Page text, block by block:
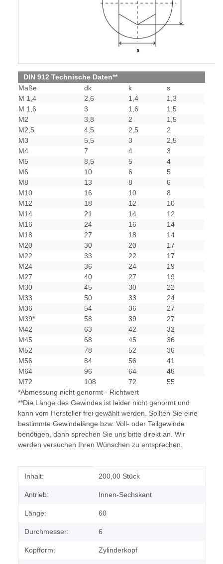
DIN 912 Technische Daten**
Maße
dk k
s
M 1,4
2,6 1,4
1,3
M 1,6
3 1,6
1,5
M2
3,8 2
1,5
M2,5
4,5 2,5
2
M3
5,5 3
2,5
M4
7 4
3
M5
8,5 5
4
M6
10 6
5
M8
13 8
6
M10
16 10
8
M12
18 12
10
M14
21 14
12
M16
24 16
14
M18
27 18
14
M20
30 20
17
M22
33 22
17
M24
36 24
19
M27
40 27
19
M30
45 30
22
M33
50 33
24
M36
54 36
27
M39*
58 39
27
M42
63 42
32
M45
68 45
36
M52
78 52
36
M56
84 56
41
M64
96 64
46
M72
108 72
55
*Abmessung nicht genormt - Richtwert
**Die Länge des Gewindes ist leider nicht genormt und
kann vom Hersteller frei gewählt werden. Sollten Sie eine
bestimmte Gewindelänge bzw. Voll- oder Teilgewinde
benötigen, dann sprechen Sie uns bitte direkt an. Wir
werden versuchen Ihren Wünschen zu entsprechen.
Produkteigenschaft
Wert
Inhalt: 200,00 Stück
Antrieb: Innen-Sechskant
Länge: 60
Durchmesser: 6
Kopfform: Zylinderkopf